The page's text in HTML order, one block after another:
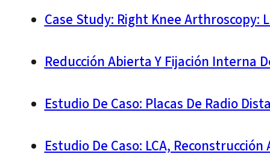
Case Study: Right Knee Arthroscopy:
Reducción Abierta Y Fijación Interna
Estudio De Caso: Placas De Radio
Estudio De Caso: LCA,